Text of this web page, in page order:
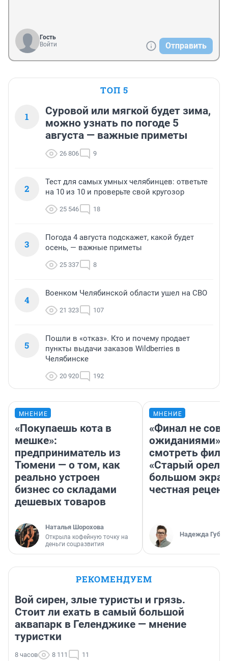
Гость
Войти
Отправить
ТОП 5
1
Суровой или мягкой будет зима,
можно узнать по погоде 5
августа — важные приметы
26 806 9
2
Тест для самых умных челябинцев: ответьте
на 10 из 10 и проверьте свой кругозор
25 546 18
3
Погода 4 августа подскажет, какой будет
осень, — важные приметы
25 337 8
4
Военком Челябинской области ушел на СВО
21 323 107
5
Пошли в «отказ». Кто и почему продает
пункты выдачи заказов Wildberries в
Челябинске
20 920 192
МНЕНИЕ
«Покупаешь кота в
мешке»:
предприниматель из
Тюмени — о том, как
реально устроен
бизнес со складами
дешевых товаров
Наталья Шорохова
Открыла кофейную точку на
деньги соцразвития
МНЕНИЕ
«Финал не
ожиданиями»:
смотреть
«Старый орел»
большом
честная
Надежда
РЕКОМЕНДУЕМ
Вой сирен, злые туристы и грязь.
Стоит ли ехать в самый большой
аквапарк в Геленджике — мнение
туристки
8 часов 8 111 11